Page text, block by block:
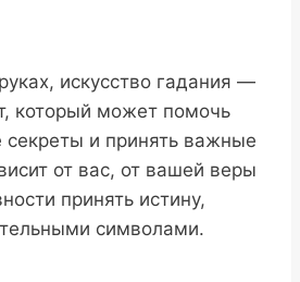
искусство гадания —
который может помочь
секреты и принять важные
от вас, от вашей веры
принять истину,
символами.